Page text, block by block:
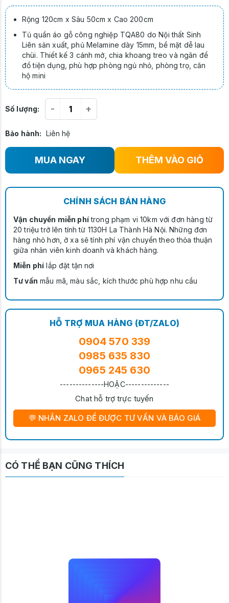
Rộng 120cm x Sâu 50cm x Cao 200cm
Tủ quần áo gỗ công nghiệp TQA80 do Nội thất Sinh
Liên sản xuất, phủ Melamine dày 15mm, bề mặt dễ lau
chùi. Thiết kế 3 cánh mở, chia khoang treo và ngăn để
đồ tiện dụng, phù hợp phòng ngủ nhỏ, phòng trọ, căn
hộ mini
Số lượng: - +
Bảo hành: Liên hệ
MUA NGAY THÊM VÀO GIỎ
CHÍNH SÁCH BÁN HÀNG
Vận chuyển miễn phítrong phạm vi 10km với đơn hàng từ
20 triệu trở lên tính từ 1130H La Thành Hà Nội. Những đơn
hàng nhỏ hơn, ở xa sẽ tính phí vận chuyển theo thỏa thuận
giữa nhân viên kinh doanh và khách hàng.
Miễn phí lắp đặt tận nơi
Tư vấn mẫu mã, màu sắc, kích thước phù hợp nhu cầu
HỖ TRỢ MUA HÀNG (ĐT/ZALO)
0904 570 339
0985 635 830
0965 245 630
--------------HOẶC--------------
Chat hỗ trợ trực tuyến
💬 NHẮN ZALO ĐỂ ĐƯỢC TƯ VẤN VÀ BÁO GIÁ
CÓ THỂ BẠN CŨNG THÍCH